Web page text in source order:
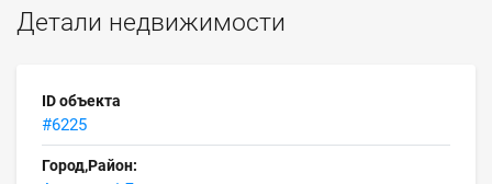
Детали недвижимости
ID объекта
#6225
Город,Район: